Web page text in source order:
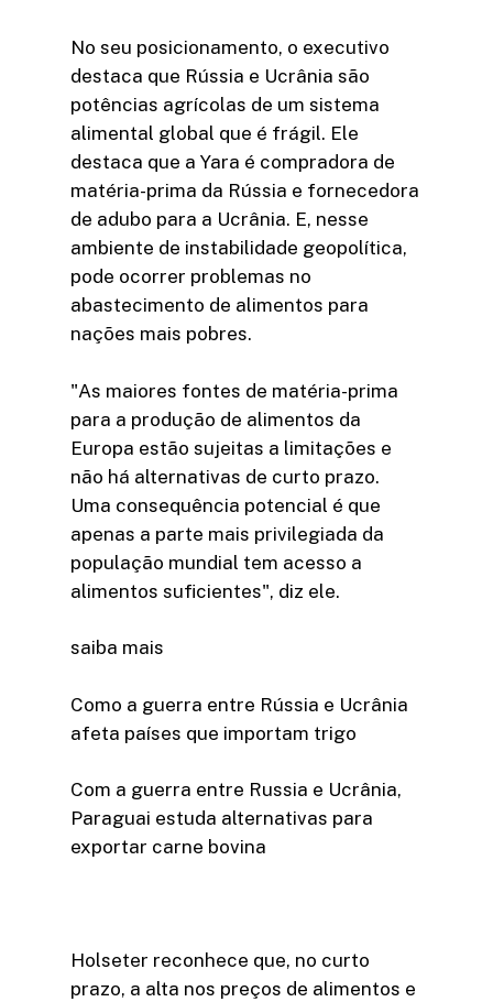
No seu posicionamento, o executivo
destaca que Rússia e Ucrânia são
potências agrícolas de um sistema
alimental global que é frágil. Ele
destaca que a Yara é compradora de
matéria-prima da Rússia e fornecedora
de adubo para a Ucrânia. E, nesse
ambiente de instabilidade geopolítica,
pode ocorrer problemas no
abastecimento de alimentos para
nações mais pobres.
"As maiores fontes de matéria-prima
para a produção de alimentos da
Europa estão sujeitas a limitações e
não há alternativas de curto prazo.
Uma consequência potencial é que
apenas a parte mais privilegiada da
população mundial tem acesso a
alimentos suficientes", diz ele.
saiba mais
Como a guerra entre Rússia e Ucrânia
afeta países que importam trigo
Com a guerra entre Russia e Ucrânia,
Paraguai estuda alternativas para
exportar carne bovina
Holseter reconhece que, no curto
prazo, a alta nos preços de alimentos e